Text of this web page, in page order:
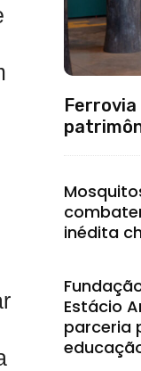
inédita
Estácio
parceria